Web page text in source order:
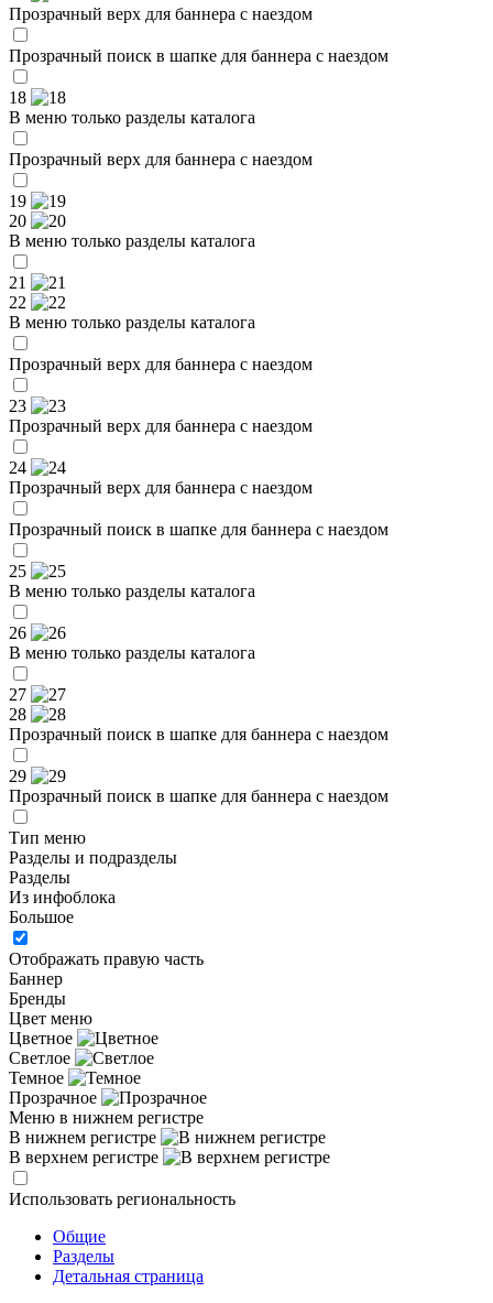
Прозрачный верх для баннера с наездом
Прозрачный поиск в шапке для баннера с наездом
18
В меню только разделы каталога
Прозрачный верх для баннера с наездом
19
20
В меню только разделы каталога
21
22
В меню только разделы каталога
Прозрачный верх для баннера с наездом
23
Прозрачный верх для баннера с наездом
24
Прозрачный верх для баннера с наездом
Прозрачный поиск в шапке для баннера с наездом
25
В меню только разделы каталога
26
В меню только разделы каталога
27
28
Прозрачный поиск в шапке для баннера с наездом
29
Прозрачный поиск в шапке для баннера с наездом
Тип меню
Разделы и подразделы
Разделы
Из инфоблока
Большое
Отображать правую часть
Баннер
Бренды
Цвет меню
Цветное
Светлое
Темное
Прозрачное
Меню в нижнем регистре
В нижнем регистре
В верхнем регистре
Использовать региональность
Общие
Разделы
Детальная страница